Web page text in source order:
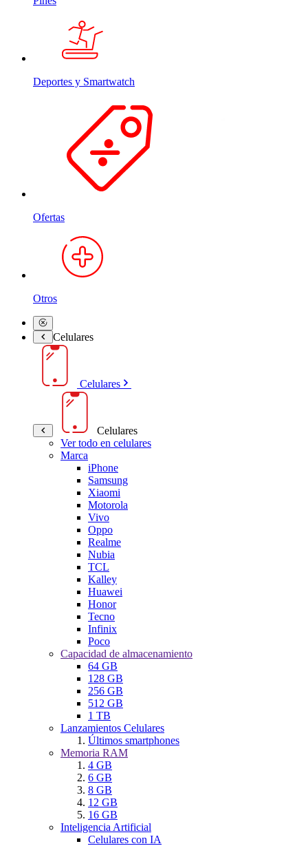
Deportes y Smartwatch
Ofertas
Otros
Celulares
Celulares
Celulares
Ver todo en celulares
Marca
iPhone
Samsung
Xiaomi
Motorola
Vivo
Oppo
Realme
Nubia
TCL
Kalley
Huawei
Honor
Tecno
Infinix
Poco
Capacidad de almacenamiento
64 GB
128 GB
256 GB
512 GB
1 TB
Lanzamientos Celulares
Últimos smartphones
Memoria RAM
4 GB
6 GB
8 GB
12 GB
16 GB
Inteligencia Artificial
Celulares con IA